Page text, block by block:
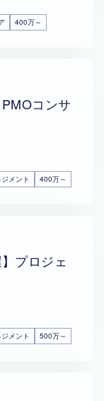
400万～
コンサ
メント 400万～
プロジェ
メント 500万～